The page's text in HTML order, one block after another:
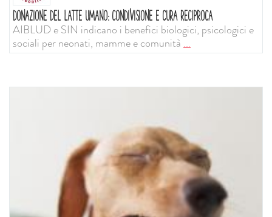
DONAZIONE DEL LATTE UMANO: CONDIVISIONE E CURA RECIPROCA
AIBLUD e SIN indicano i benefici biologici, psicologici e
sociali per neonati, mamme e comunità...